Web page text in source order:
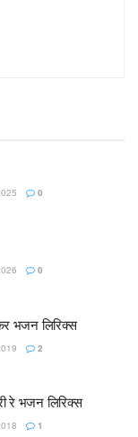
0
0
भजन लिरिक्स
2
रे भजन लिरिक्स
1